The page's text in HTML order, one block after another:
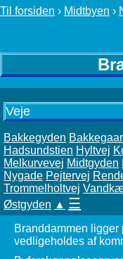
Til forsiden › Midtbyen ›
Veje
Bakkegyden
Hadsundstien Hyltvej
Melkurvevej Midtgyden
Nygade Pejtervej
Trommelholtvej
Østgyden ▲ ☰
Branddammen
vedligeholdes af